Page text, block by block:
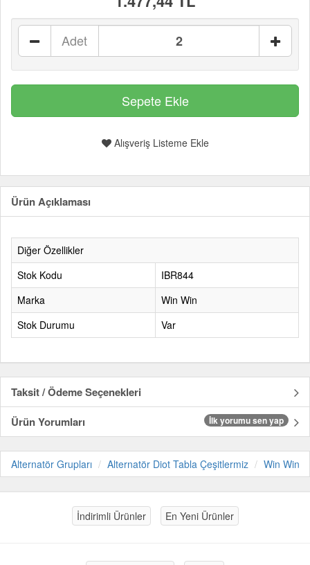
Adet
Alışveriş Listeme Ekle
Ürün Açıklaması
Diğer Özellikler
Stok Kodu
IBR844
Marka
Win Win
Stok Durumu
Var
Taksit / Ödeme Seçenekleri
Ürün Yorumları
İlk yorumu sen yap
Alternatör Grupları Alternatör Diot Tabla Çeşitlermiz Win Win
İndirimli Ürünler En Yeni Ürünler